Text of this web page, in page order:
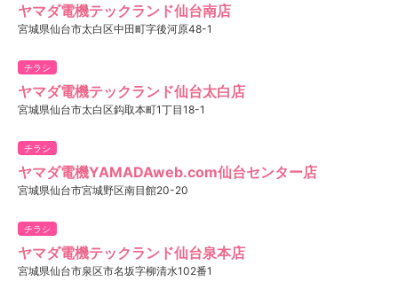
ヤマダ電機テックランド仙台南店
宮城県仙台市太白区中田町字後河原48-1
チラシ
ヤマダ電機テックランド仙台太白店
宮城県仙台市太白区鈎取本町1丁目18-1
チラシ
ヤマダ電機YAMADAweb.com仙台センター店
宮城県仙台市宮城野区南目館20-20
チラシ
ヤマダ電機テックランド仙台泉本店
宮城県仙台市泉区市名坂字柳清水102番1